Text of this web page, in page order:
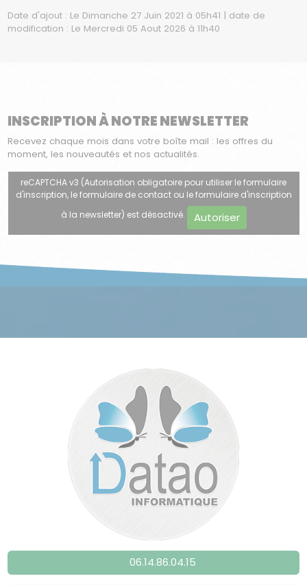
Date d'ajout : Le Dimanche 27 Juin 2021 à 05h41 | date de
modification : Le Mercredi 05 Aout 2026 à 11h40
INSCRIPTION À NOTRE NEWSLETTER
Recevez chaque mois dans votre boîte mail : les offres du
moment, les nouveautés et nos actualités.
reCAPTCHA v3 (Autorisation obligatoire pour utiliser le formulaire
d'inscription, le formulaire de contact ou le formulaire d'inscription
à la newsletter) est désactivé.
Autoriser
06.14.86.04.15